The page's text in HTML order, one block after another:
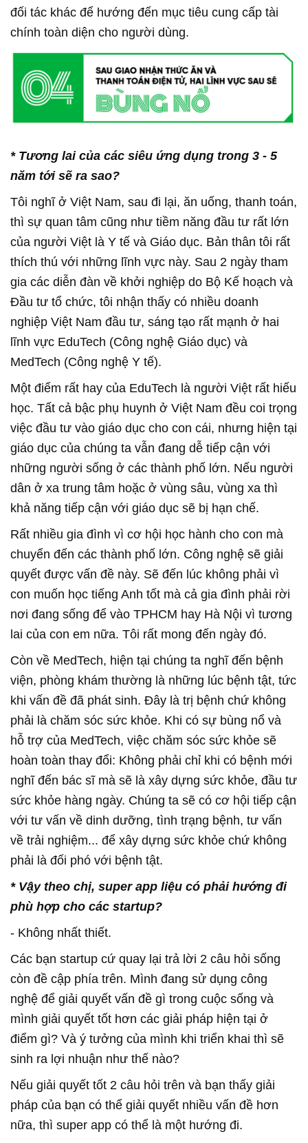
đối tác khác để hướng đến mục tiêu cung cấp tài
chính toàn diện cho người dùng.
* Tương lai của các siêu ứng dụng trong 3 - 5
năm tới sẽ ra sao?
Tôi nghĩ ở Việt Nam, sau đi lại, ăn uống, thanh toán,
thì sự quan tâm cũng như tiềm năng đầu tư rất lớn
của người Việt là Y tế và Giáo dục. Bản thân tôi rất
thích thú với những lĩnh vực này. Sau 2 ngày tham
gia các diễn đàn về khởi nghiệp do Bộ Kế hoạch và
Đầu tư tổ chức, tôi nhận thấy có nhiều doanh
nghiệp Việt Nam đầu tư, sáng tạo rất mạnh ở hai
lĩnh vực EduTech (Công nghệ Giáo dục) và
MedTech (Công nghệ Y tế).
Một điểm rất hay của EduTech là người Việt rất hiếu
học. Tất cả bậc phụ huynh ở Việt Nam đều coi trọng
việc đầu tư vào giáo dục cho con cái, nhưng hiện tại
giáo dục của chúng ta vẫn đang dễ tiếp cận với
những người sống ở các thành phố lớn. Nếu người
dân ở xa trung tâm hoặc ở vùng sâu, vùng xa thì
khả năng tiếp cận với giáo dục sẽ bị hạn chế.
Rất nhiều gia đình vì cơ hội học hành cho con mà
chuyển đến các thành phố lớn. Công nghệ sẽ giải
quyết được vấn đề này. Sẽ đến lúc không phải vì
con muốn học tiếng Anh tốt mà cả gia đình phải rời
nơi đang sống để vào TPHCM hay Hà Nội vì tương
lai của con em nữa. Tôi rất mong đến ngày đó.
Còn về MedTech, hiện tại chúng ta nghĩ đến bệnh
viện, phòng khám thường là những lúc bệnh tật, tức
khi vấn đề đã phát sinh. Đây là trị bệnh chứ không
phải là chăm sóc sức khỏe. Khi có sự bùng nổ và
hỗ trợ của MedTech, việc chăm sóc sức khỏe sẽ
hoàn toàn thay đổi: Không phải chỉ khi có bệnh mới
nghĩ đến bác sĩ mà sẽ là xây dựng sức khỏe, đầu tư
sức khỏe hàng ngày. Chúng ta sẽ có cơ hội tiếp cận
với tư vấn về dinh dưỡng, tình trạng bệnh, tư vấn
về trải nghiệm... để xây dựng sức khỏe chứ không
phải là đối phó với bệnh tật.
* Vậy theo chị, super app liệu có phải hướng đi
phù hợp cho các startup?
- Không nhất thiết.
Các bạn startup cứ quay lại trả lời 2 câu hỏi sống
còn đề cập phía trên. Mình đang sử dụng công
nghệ để giải quyết vấn đề gì trong cuộc sống và
mình giải quyết tốt hơn các giải pháp hiện tại ở
điểm gì? Và ý tưởng của mình khi triển khai thì sẽ
sinh ra lợi nhuận như thế nào?
Nếu giải quyết tốt 2 câu hỏi trên và bạn thấy giải
pháp của bạn có thể giải quyết nhiều vấn đề hơn
nữa, thì super app có thể là một hướng đi.